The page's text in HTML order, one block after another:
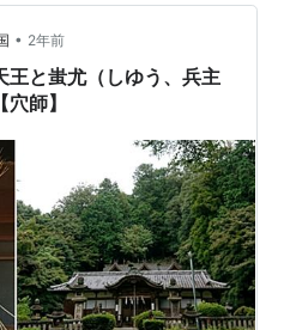
れたという故事ですね
• 2年前
王と蚩尤（しゆう、兵主
師】